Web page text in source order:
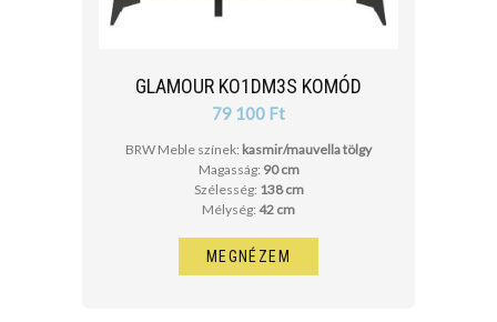
cm
GLAMOUR KO1DM3S KOMÓD
79 100 Ft
BRW Meble színek: kasmir/mauvella tölgy
Magasság: 90 cm
Szélesség: 138 cm
Mélység: 42 cm
MEGNÉZEM